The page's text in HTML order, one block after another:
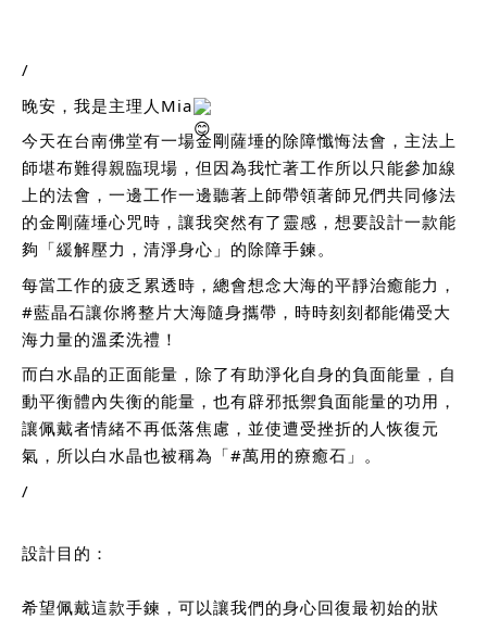
/
晚安，我是主理人Mia
今天在台南佛堂有一場金剛薩埵的除障懺悔法會，主法上
師堪布難得親臨現場，但因為我忙著工作所以只能參加線
上的法會，一邊工作一邊聽著上師帶領著師兄們共同修法
的金剛薩埵心咒時，讓我突然有了靈感，想要設計一款能
夠「緩解壓力，清淨身心」的除障手鍊。
每當工作的疲乏累透時，總會想念大海的平靜治癒能力，
#藍晶石讓你將整片大海隨身攜帶 ，時時刻刻都能備受大
海力量的溫柔洗禮！
而白水晶的正面能量，除了有助淨化自身的負面能量，自
動平衡體內失衡的能量，也有辟邪抵禦負面能量的功用，
讓佩戴者情緒不再低落焦慮，並使遭受挫折的人恢復元
氣，所以白水晶也被稱為「#萬用的療癒石 」。
/
設計目的：
希望佩戴這款手鍊，可以讓我們的身心回復最初始的狀